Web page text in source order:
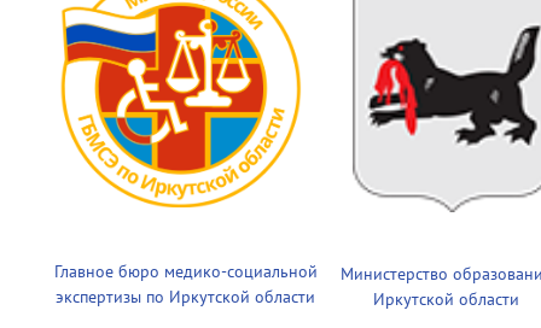
Главное бюро медико-социальной
экспертизы по Иркутской области
Министерство
Иркутской области